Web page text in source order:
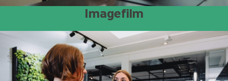
Imagefilm